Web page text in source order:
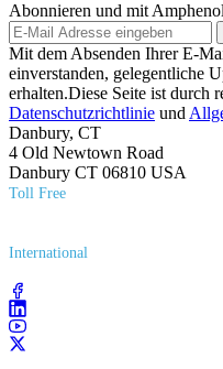
Abonnieren und mit
Mit dem Absenden Ihrer E-
einverstanden, gelegentliche
erhalten.Diese Seite ist durch
Datenschutzrichtlinie und
Danbury, CT
4 Old Newtown Road
Danbury CT 06810 USA
Toll Free
International